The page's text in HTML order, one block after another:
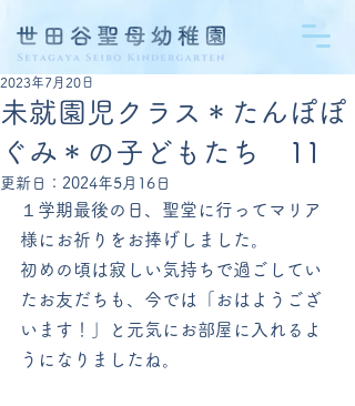
未就園児クラス＊たんぽぽ
ぐみ＊の子どもたち 11
2023年7月20日
更新日： 2024年5月16日
１学期最後の日、聖堂に行ってマリア
様にお祈りをお捧げしました。
初めの頃は寂しい気持ちで過ごしてい
たお友だちも、今では「おはようござ
います！」と元気にお部屋に入れるよ
うになりましたね。